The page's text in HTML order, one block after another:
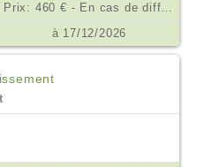
Prix: 460 € - En cas de difficulté financière, nous consulter. €
à 17/12/2026